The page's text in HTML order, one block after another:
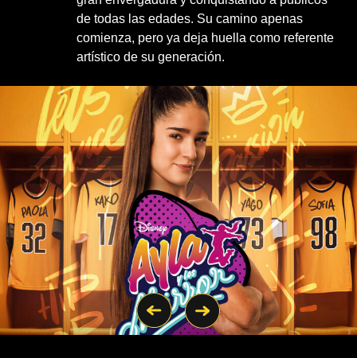
de todas las edades. Su camino apenas
comienza, pero ya deja huella como referente
artístico de su generación.